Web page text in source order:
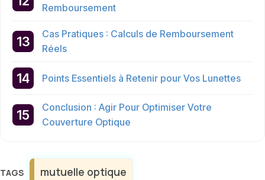
Remboursement
Cas Pratiques : Calculs de Remboursement
Réels
Points Essentiels à Retenir pour Vos Lunettes
Conclusion : Agir Pour Optimiser Votre
Couverture Optique
Étiquettes
mutuelle optique